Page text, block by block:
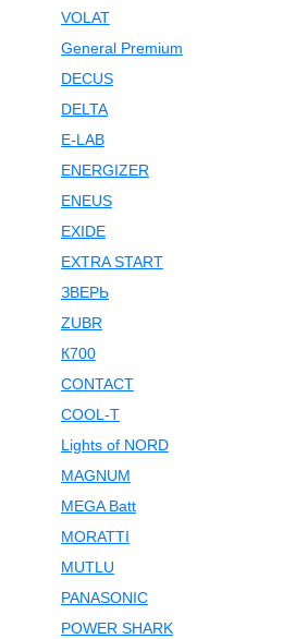
VOLAT
General Premium
DECUS
DELTA
E-LAB
ENERGIZER
ENEUS
EXIDE
EXTRA START
ЗВЕРЬ
ZUBR
К700
CONTACT
COOL-T
Lights of NORD
MAGNUM
MEGA Batt
MORATTI
MUTLU
PANASONIC
POWER SHARK